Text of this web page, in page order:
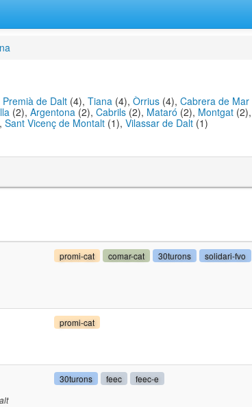
Premià de Dalt (4), Tiana (4), Òrrius (4), Cabrera de Mar
(2), Argentona (2), Cabrils (2), Mataró (2), Montgat (2),
Sant Vicenç de Montalt (1), Vilassar de Dalt (1)
promi-cat comar-cat 30turons solidari-fvo
promi-cat
30turons feec feec-e